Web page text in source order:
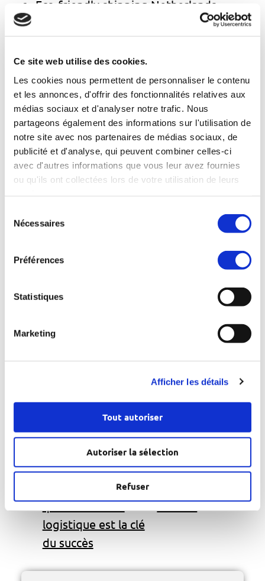
Ce site web utilise des cookies.
Les cookies nous permettent de personnaliser le contenu
et les annonces, d'offrir des fonctionnalités relatives aux
médias sociaux et d'analyser notre trafic. Nous
partageons également des informations sur l'utilisation de
notre site avec nos partenaires de médias sociaux, de
publicité et d'analyse, qui peuvent combiner celles-ci
avec d'autres informations que vous leur avez fournies
ou qu'ils ont collectées lors de votre utilisation de leurs
Nécessaires
Préférences
Statistiques
Marketing
Afficher les détails
Tout autoriser
Autoriser la sélection
Refuser
Eco-friendly shipping Netherlands
https://kidv.nl/wet-en-regelgeving-1
https://talking-heads.nl/hoe-slim-verpakken-
kosten-kan-besparen
https://www.rodi.nl/uitgeest/nieuws/434346/u
itgeester-ondernemers-besparen-op-
verpakkingen-en-co-uitstoo
https://www.deufol.com/nl/duurzame-
verpakking-wat-is-belangrijk-voor-ecologisch-
verantwoorde-industriele-verpakkingen
franchise principale
est en train de
devenir une plaque
tournante du
commerce
électronique – et en
quoi l’efficacité
logistique est la clé
du succès
Next:
Développer
l’esprit
d’entreprise
Sud-Est →